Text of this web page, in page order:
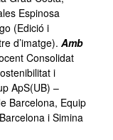
Espinosa
(Edició i
d’imatge). Amb
Consolidat
i
ApS(UB) –
Barcelona, Equip
i Simina